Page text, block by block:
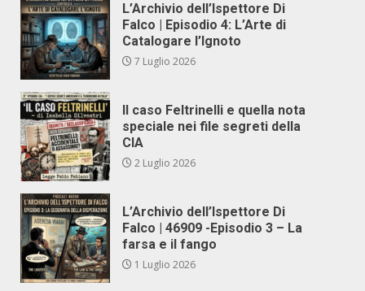
L’Archivio dell’Ispettore Di
Falco | Episodio 4: L’Arte di
Catalogare l’Ignoto
7 Luglio 2026
Il caso Feltrinelli e quella nota
speciale nei file segreti della
CIA
2 Luglio 2026
L’Archivio dell’Ispettore Di
Falco | 46909 -Episodio 3 – La
farsa e il fango
1 Luglio 2026